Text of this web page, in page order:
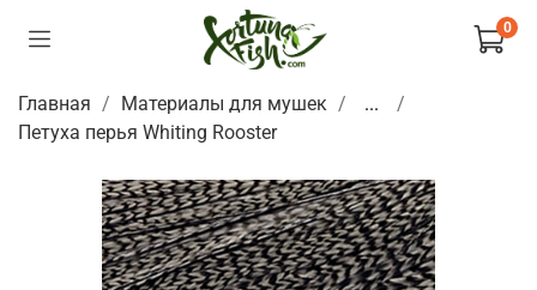
0
Главная Материалы для мушек
...
Петуха перья Whiting Rooster